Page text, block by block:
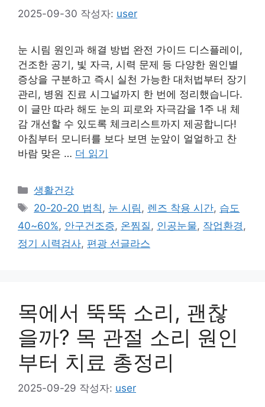
2025-09-30 작성자: user
눈 시림 원인과 해결 방법 완전 가이드 디스플레이,
건조한 공기, 빛 자극, 시력 문제 등 다양한 원인별
증상을 구분하고 즉시 실천 가능한 대처법부터 장기
관리, 병원 진료 시그널까지 한 번에 정리했습니다.
이 글만 따라 해도 눈의 피로와 자극감을 1주 내 체
감 개선할 수 있도록 체크리스트까지 제공합니다!
아침부터 모니터를 보다 보면 눈앞이 얼얼하고 찬
바람 맞은 … 더 읽기
카
테
리
생활건강
태
그
20-20-20 법칙 , 눈 시림 , 렌즈 착용 시간, 습도
40~60%, 안구건조증, 온찜질 , 인공눈물, 작업환경 ,
정기 시력검사, 편광 선글라스
목에서 뚝뚝 소리, 괜찮
을까? 목 관절 소리 원인
부터 치료 총정리
2025-09-29 작성자: user